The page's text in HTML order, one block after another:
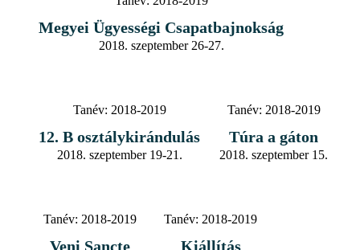
Megyei Ügyességi Csapatbajnokság
2018. szeptember 26-27.
Tanév: 2018-2019
12. B osztálykirándulás
2018. szeptember 19-21.
Tanév: 2018-2019
Túra a gáton
2018. szeptember 15.
Tanév: 2018-2019
Veni Sancte
Tanév: 2018-2019
Kiállítás